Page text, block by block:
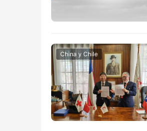
China y Chile